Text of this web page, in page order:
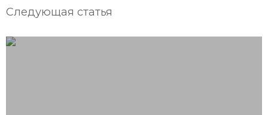
Следующая статья